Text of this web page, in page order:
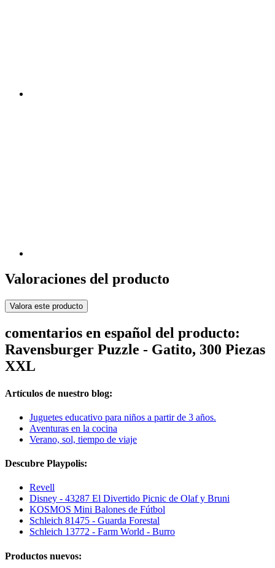
Valoraciones del producto
Valora este producto
comentarios en español del producto:
Ravensburger Puzzle - Gatito, 300 Piezas
XXL
Artículos de nuestro blog:
Juguetes educativo para niños a partir de 3 años.
Aventuras en la cocina
Verano, sol, tiempo de viaje
Descubre Playpolis:
Revell
Disney - 43287 El Divertido Picnic de Olaf y Bruni
KOSMOS Mini Balones de Fútbol
Schleich 81475 - Guarda Forestal
Schleich 13772 - Farm World - Burro
Productos nuevos: